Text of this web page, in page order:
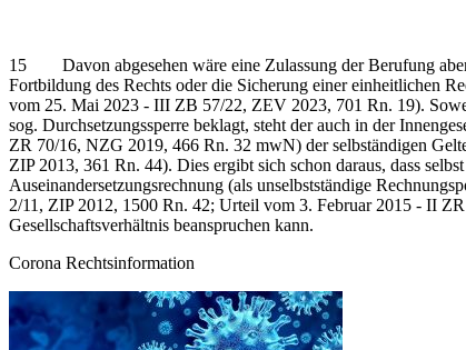
15 Davon abgesehen wäre eine Zulassung der Berufung aber
Fortbildung des Rechts oder die Sicherung einer einheitlichen
vom 25. Mai 2023 - III ZB 57/22, ZEV 2023, 701 Rn. 19).
sog. Durchsetzungssperre beklagt, steht der auch in der
ZR 70/16, NZG 2019, 466 Rn. 32 mwN) der selbständigen
ZIP 2013, 361 Rn. 44). Dies ergibt sich schon daraus, dass
Auseinandersetzungsrechnung (als unselbstständige
2/11, ZIP 2012, 1500 Rn. 42; Urteil vom 3. Februar 2015 - II
Gesellschaftsverhältnis beanspruchen kann.
Corona Rechtsinformation